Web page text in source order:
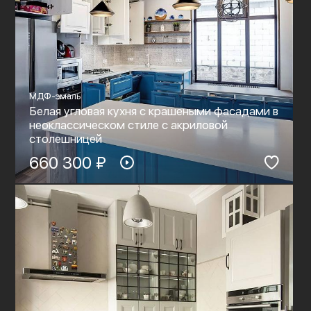
МДФ-эмаль
Белая угловая кухня с крашеными фасадами в
неоклассическом стиле c акриловой
столешницей
660 300 ₽